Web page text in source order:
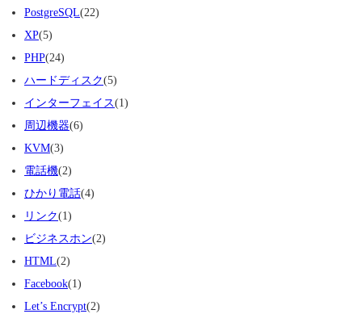
PostgreSQL(22)
XP(5)
PHP(24)
ハードディスク(5)
インターフェイス(1)
周辺機器(6)
KVM(3)
電話機(2)
ひかり電話(4)
リンク(1)
ビジネスホン(2)
HTML(2)
Facebook(1)
Let’s Encrypt(2)